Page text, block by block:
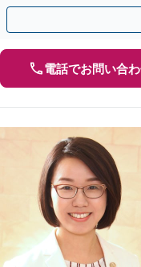
【電話／メール／ビデオ面
電話でお問い合